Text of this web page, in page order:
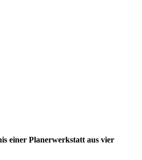
einer Planerwerkstatt aus vier